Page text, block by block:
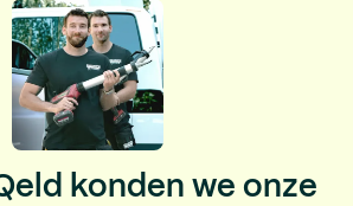
konden we onze